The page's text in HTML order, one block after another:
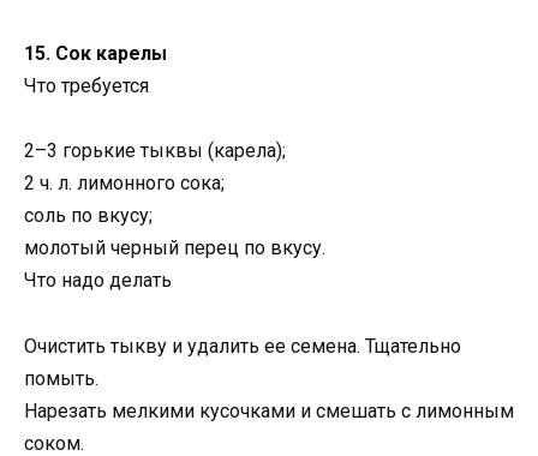
15. Сок карелы
Что требуется
2–3 горькие тыквы (карела);
2 ч. л. лимонного сока;
соль по вкусу;
молотый черный перец по вкусу.
Что надо делать
Очистить тыкву и удалить ее семена. Тщательно
помыть.
Нарезать мелкими кусочками и смешать с лимонным
соком.